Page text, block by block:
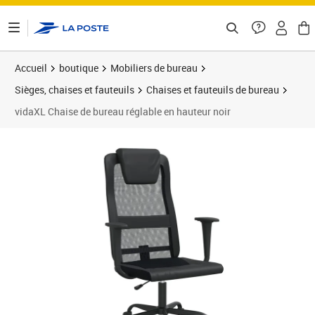
Accueil boutique
Mobiliers de bureau
Sièges, chaises et fauteuils
Chaises et fauteuils de bureau
vidaXL Chaise de bureau réglable en hauteur noir